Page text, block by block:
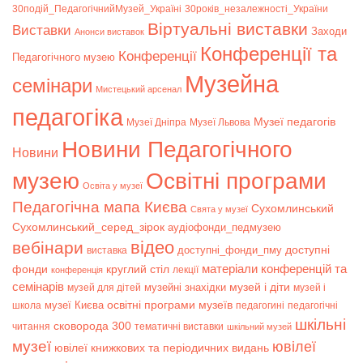
30подій_ПедагогічнийМузей_Україні 30років_незалежності_України
Bиставки Анонси виставок Віртуальні виставки Заходи
Педагогічного музею Конференції Конференції та
семінари Мистецький арсенал Музейна
педагогіка Музеї Дніпра Музеї Львова Музеї педагогів
Новини Новини Педагогічного
музею Освіта у музеї Освітні програми
Педагогічна мапа Києва Свята у музеї Сухомлинський
Сухомлинський_серед_зірок аудіофонди_педмузею
вебінари виставка відео доступні_фонди_пму доступні
фонди конференція круглий стіл лекції матеріали конференцій та
семінарів музей для дітей музейні знахідки музей і діти музей і
школа музеї Києва освітні програми музеїв педагогині педагогічні
читання сковорода 300 тематичні виставки шкільний музей шкільні
музеї ювілеї книжкових та періодичних видань ювілеї